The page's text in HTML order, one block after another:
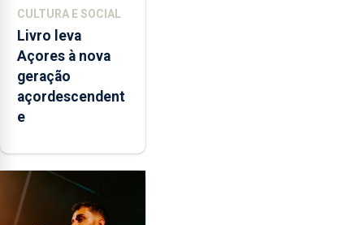
CULTURA E SOCIAL
Livro leva
Açores à nova
geração
açordescendent
e